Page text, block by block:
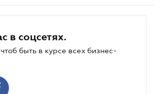
в соцсетях.
быть в курсе всех бизнес-